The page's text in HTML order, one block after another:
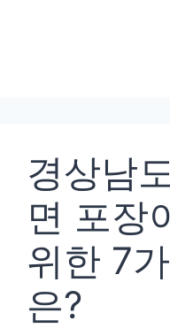
경상남
면 포장
위한 7
은?